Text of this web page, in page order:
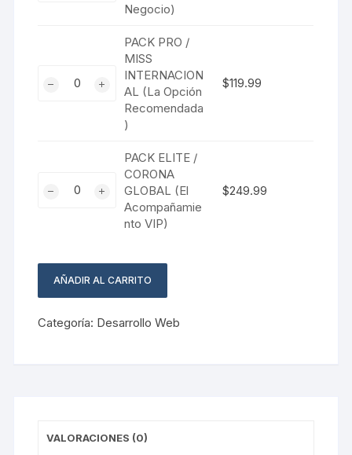
cantidad
Negocio)
Opción
PACK PRO /
MISS
INTERNACION
AL (La Opción
Recomendada
)
$119.99
Acompañamiento
cantidad
PACK ELITE /
CORONA
GLOBAL (El
Acompañamie
nto VIP)
$249.99
AÑADIR AL CARRITO
Categoría: Desarrollo Web
VALORACIONES (0)